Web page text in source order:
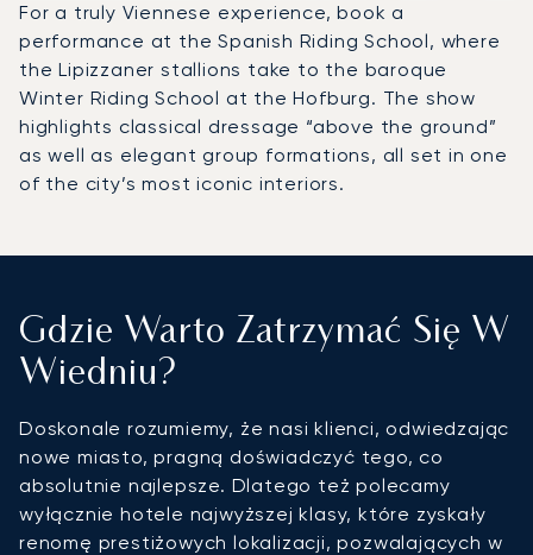
For a truly Viennese experience, book a
performance at the Spanish Riding School, where
the Lipizzaner stallions take to the baroque
Winter Riding School at the Hofburg. The show
highlights classical dressage “above the ground”
as well as elegant group formations, all set in one
of the city’s most iconic interiors.
Gdzie Warto Zatrzymać Się W
Wiedniu?
Doskonale rozumiemy, że nasi klienci, odwiedzając
nowe miasto, pragną doświadczyć tego, co
absolutnie najlepsze. Dlatego też polecamy
wyłącznie hotele najwyższej klasy, które zyskały
renomę prestiżowych lokalizacji, pozwalających w